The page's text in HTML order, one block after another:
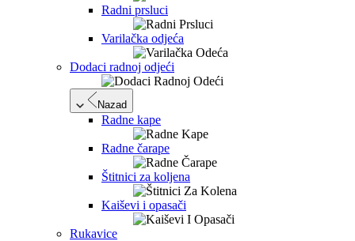
Radni prsluci
Varilačka odjeća
Dodaci radnoj odjeći
Nazad
Radne kape
Radne čarape
Štitnici za koljena
Kaiševi i opasači
Rukavice